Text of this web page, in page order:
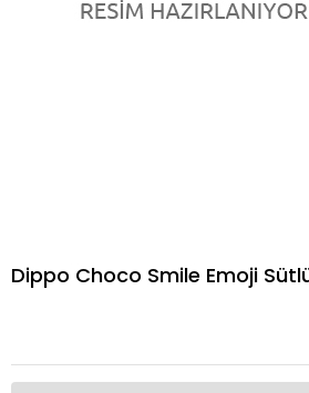
Dippo Choco Smile Emoji